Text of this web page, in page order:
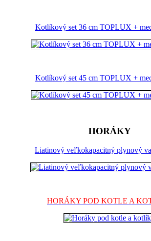
Kotlíkový set 36 cm TOPLUX +
Kotlíkový set 45 cm TOPLUX +
HORÁKY
Liatinový veľkokapacitný plynový
HORÁKY POD KOTLE A